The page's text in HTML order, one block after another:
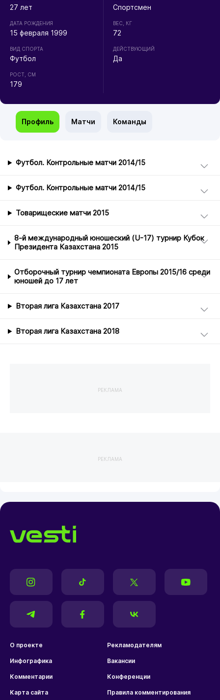
27 лет
ДАТА РОЖДЕНИЯ
15 февраля 1999
ВИД СПОРТА
Футбол
РОСТ, СМ
179
Спортсмен
ВЕС, КГ
72
ДЕЙСТВУЮЩИЙ
Да
Профиль Матчи Команды
Футбол. Контрольные матчи 2014/15
Футбол. Контрольные матчи 2014/15
Товарищеские матчи 2015
8-й международный юношеский (U-17) турнир Кубок
Президента Казахстана 2015
Отборочный турнир чемпионата Европы 2015/16 среди
юношей до 17 лет
Вторая лига Казахстана 2017
Вторая лига Казахстана 2018
РЕКЛАМА
РЕКЛАМА
О проекте Рекламодателям
Инфографика Вакансии
Комментарии Конференции
Карта сайта Правила комментирования